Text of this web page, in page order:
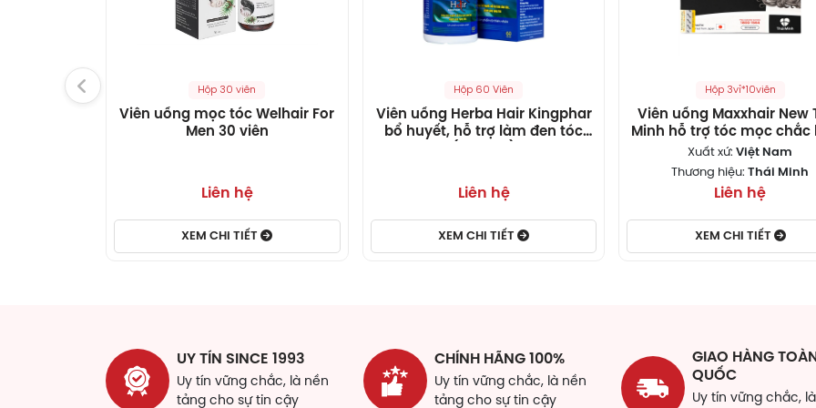
Đương quy
Hà thủ ô đỏ 200mg
Sữa ong chúa
triển của tóc.
Cao Thục địa 100mg
Thục địa có công dụng tư âm, dưỡng huyết, bổ Can, ích Thận,
Hộp 30 viên
Viên uống mọc tóc Welhair For
Men 30 viên
Liên hệ
XEM CHI TIẾT
Hộp 60 Viên
Viên uống Herba Hair Kingphar
bổ huyết, hỗ trợ làm đen tóc
Liên hệ
XEM CHI TIẾT
Hộp 3vỉ*10viên
Viên uống Maxxhair New
Minh hỗ trợ tóc mọc chắc
và giảm nguy cơ rụng
Xuất xứ:Việt Nam
Thương hiệu:Thái Minh
Liên hệ
XEM CHI TIẾT
UY TÍN SINCE 1993
Uy tín vững chắc, là nền
tảng cho sự tin cậy
CHÍNH HÃNG 100%
Uy tín vững chắc, là nền
tảng cho sự tin cậy
GIAO HÀNG TOÀN
QUỐC
Uy tín vững chắc,